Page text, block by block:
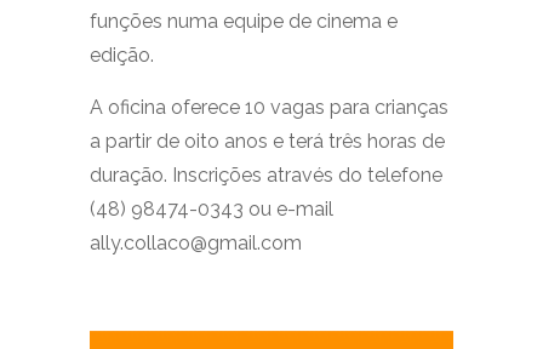
funções numa equipe de cinema e
edição.
A oficina oferece 10 vagas para crianças
a partir de oito anos e terá três horas de
duração. Inscrições através do telefone
(48) 98474-0343 ou e-mail
ally.collaco@gmail.com